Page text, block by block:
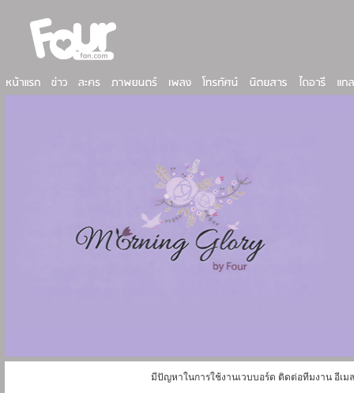
มีปัญหาในการใช้งานเวบบอร์ด ติดต่อทีมงาน อีเม